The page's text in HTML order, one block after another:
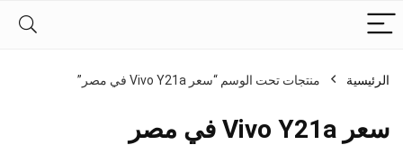
الرئيسية منتجات تحت الوسم “سعر Vivo Y21a في مصر”
سعر Vivo Y21a في مصر